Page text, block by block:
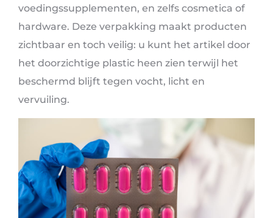
voedingssupplementen, en zelfs cosmetica of
hardware. Deze verpakking maakt producten
zichtbaar en toch veilig: u kunt het artikel door
het doorzichtige plastic heen zien terwijl het
beschermd blijft tegen vocht, licht en
vervuiling.